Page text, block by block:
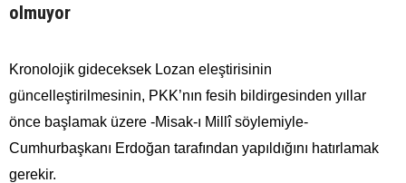
olmuyor
Kronolojik gideceksek Lozan eleştirisinin
güncelleştirilmesinin, PKK’nın fesih bildirgesinden yıllar
önce başlamak üzere -Misak-ı Millî söylemiyle-
Cumhurbaşkanı Erdoğan tarafından yapıldığını hatırlamak
gerekir.